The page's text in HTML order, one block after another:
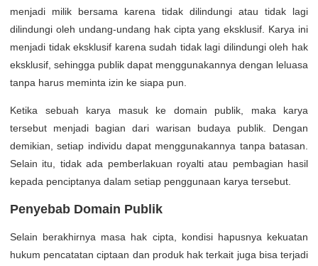
menjadi milik bersama karena tidak dilindungi atau tidak lagi
dilindungi oleh undang-undang hak cipta yang eksklusif. Karya ini
menjadi tidak eksklusif karena sudah tidak lagi dilindungi oleh hak
eksklusif, sehingga publik dapat menggunakannya dengan leluasa
tanpa harus meminta izin ke siapa pun.
Ketika sebuah karya masuk ke domain publik, maka karya
tersebut menjadi bagian dari warisan budaya publik. Dengan
demikian, setiap individu dapat menggunakannya tanpa batasan.
Selain itu, tidak ada pemberlakuan royalti atau pembagian hasil
kepada penciptanya dalam setiap penggunaan karya tersebut.
Penyebab Domain Publik
Selain berakhirnya masa hak cipta, kondisi hapusnya kekuatan
hukum pencatatan ciptaan dan produk hak terkait juga bisa terjadi